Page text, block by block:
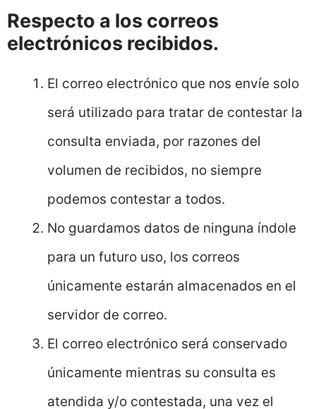
Respecto a los correos
electrónicos recibidos.
El correo electrónico que nos envíe solo
será utilizado para tratar de contestar la
consulta enviada, por razones del
volumen de recibidos, no siempre
podemos contestar a todos.
No guardamos datos de ninguna índole
para un futuro uso, los correos
únicamente estarán almacenados en el
servidor de correo.
El correo electrónico será conservado
únicamente mientras su consulta es
atendida y/o contestada, una vez el